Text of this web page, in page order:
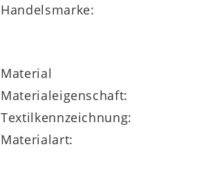
Handelsmarke:
Material
Materialeigenschaft:
Textilkennzeichnung:
Materialart: